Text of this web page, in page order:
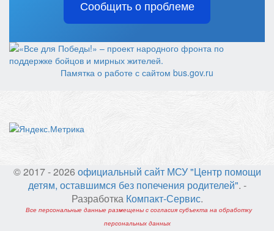
Сообщить о проблеме
Памятка о работе с сайтом bus.gov.ru
© 2017 - 2026 официальный сайт МСУ "Центр помощи
детям, оставшимся без попечения родителей". -
Разработка Компакт-Сервис.
Все персональные данные размещены с согласия субъекта на обработку
персональных данных